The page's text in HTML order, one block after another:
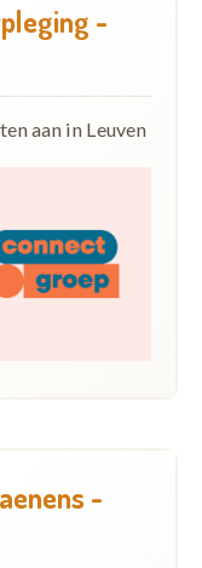
-
aan in Leuven
-